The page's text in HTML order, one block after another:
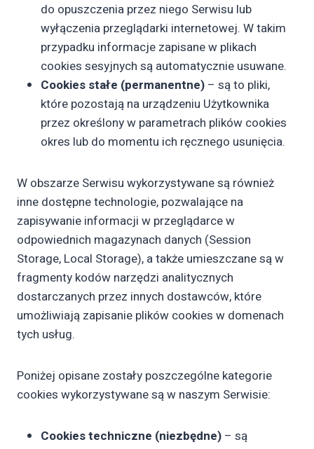
do opuszczenia przez niego Serwisu lub
wyłączenia przeglądarki internetowej. W takim
przypadku informacje zapisane w plikach
cookies sesyjnych są automatycznie usuwane.
Cookies stałe (permanentne) – są to pliki,
które pozostają na urządzeniu Użytkownika
przez określony w parametrach plików cookies
okres lub do momentu ich ręcznego usunięcia.
W obszarze Serwisu wykorzystywane są również
inne dostępne technologie, pozwalające na
zapisywanie informacji w przeglądarce w
odpowiednich magazynach danych (Session
Storage, Local Storage), a także umieszczane są w
fragmenty kodów narzędzi analitycznych
dostarczanych przez innych dostawców, które
umożliwiają zapisanie plików cookies w domenach
tych usług.
Poniżej opisane zostały poszczególne kategorie
cookies wykorzystywane są w naszym Serwisie:
Cookies techniczne (niezbędne) – są